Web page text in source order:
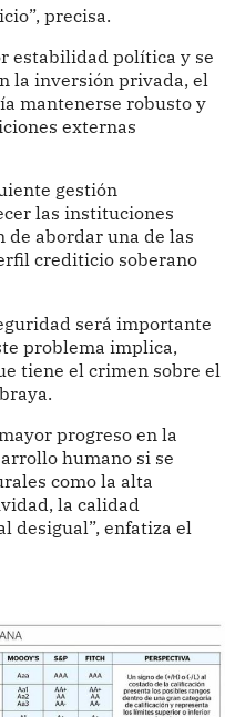
precisa.
estabilidad política y se
la inversión privada, el
mantenerse robusto y
externas
gestión
las instituciones
de abordar una de las
crediticio soberano
será importante
problema implica,
tiene el crimen sobre el
progreso en la
humano si se
como la alta
la calidad
desigual”, enfatiza el